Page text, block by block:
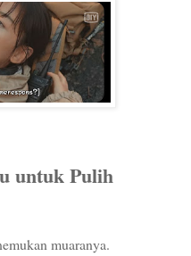
untuk Pulih
muaranya.